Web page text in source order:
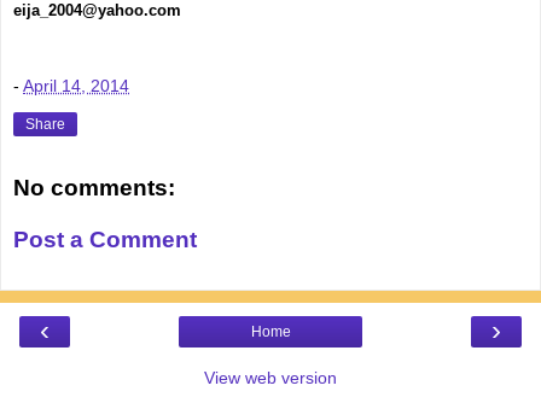
eija_2004@yahoo.com
- April 14, 2014
Share
No comments:
Post a Comment
‹ ›
Home
View web version